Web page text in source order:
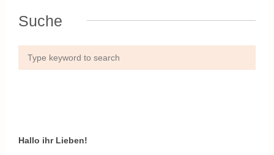
Suche
Hallo ihr Lieben!